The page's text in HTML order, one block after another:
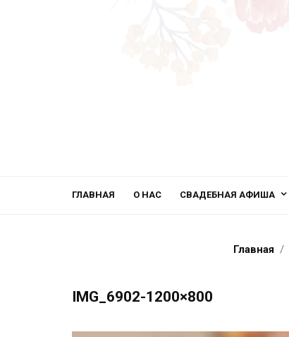
ГЛАВНАЯ О НАС СВАДЕБНАЯ АФИША
Главная
IMG_6902-1200×800